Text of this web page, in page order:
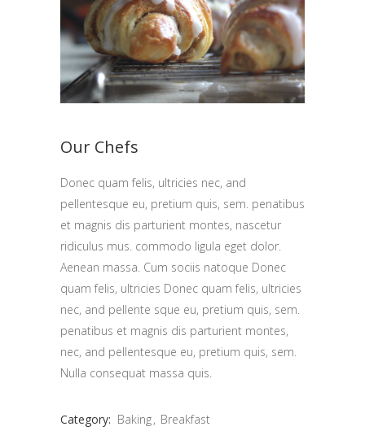
Our Chefs
Donec quam felis, ultricies nec, and
pellentesque eu, pretium quis, sem. penatibus
et magnis dis parturient montes, nascetur
ridiculus mus. commodo ligula eget dolor.
Aenean massa. Cum sociis natoque Donec
quam felis, ultricies Donec quam felis, ultricies
nec, and pellente sque eu, pretium quis, sem.
penatibus et magnis dis parturient montes,
nec, and pellentesque eu, pretium quis, sem.
Nulla consequat massa quis.
Category: Baking Breakfast